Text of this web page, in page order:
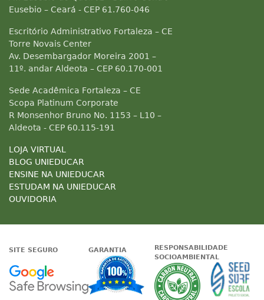
Eusebio – Ceará - CEP 61.760-046
Escritório Administrativo Fortaleza – CE
Torre Novais Center
Av. Desembargador Moreira 2001 –
11º. andar Aldeota – CEP 60.170-001
Sede Acadêmica Fortaleza – CE
Scopa Platinum Corporate
R Monsenhor Bruno No. 1153 – L10 –
Aldeota - CEP 60.115-191
LOJA VIRTUAL
BLOG UNIEDUCAR
ENSINE NA UNIEDUCAR
ESTUDAM NA UNIEDUCAR
OUVIDORIA
SITE SEGURO
Google - Status do site no
GARANTIA
Garantia de
RESPONSABILIDADE
SOCIOAMBIENTAL
A